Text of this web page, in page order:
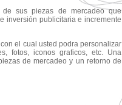
sus piezas de mercadeo que
inversión publicitaria e incremente
el cual usted podra personalizar
fotos, iconos graficos, etc. Una
de mercadeo y un retorno de